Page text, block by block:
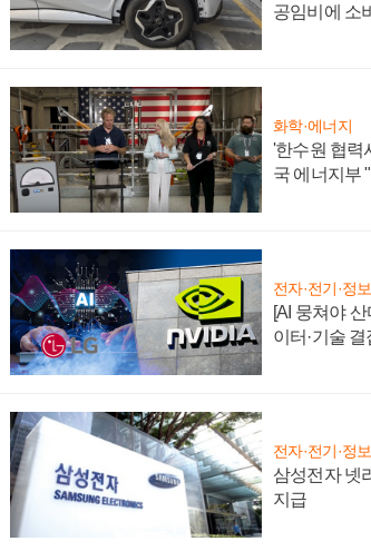
공임비에 소
화학·에너지
'한수원 협력
국 에너지부
전자·전기·정
[AI 뭉쳐야
이터·기술
전자·전기·정
삼성전자 넷
지급